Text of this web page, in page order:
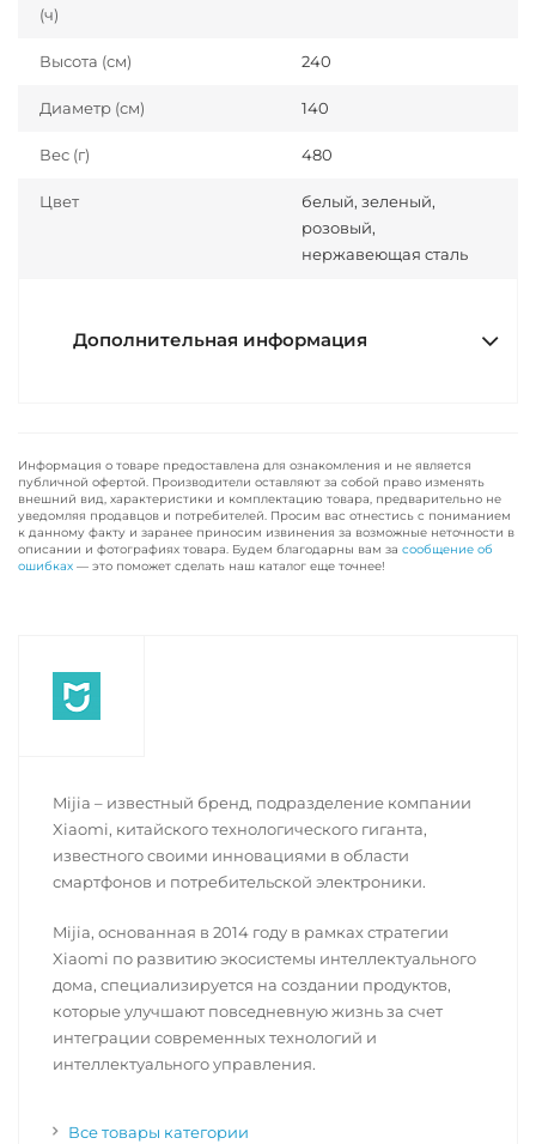
(ч)
Высота (см) 240
Диаметр (см) 140
Вес (г) 480
Цвет
белый, зеленый,
розовый,
нержавеющая сталь
Дополнительная информация
Информация о товаре предоставлена для ознакомления и не является
публичной офертой. Производители оставляют за собой право изменять
внешний вид, характеристики и комплектацию товара, предварительно не
уведомляя продавцов и потребителей. Просим вас отнестись с пониманием
к данному факту и заранее приносим извинения за возможные неточности в
описании и фотографиях товара. Будем благодарны вам за сообщение об
ошибках — это поможет сделать наш каталог еще точнее!
Mijia – известный бренд, подразделение компании
Xiaomi, китайского технологического гиганта,
известного своими инновациями в области
смартфонов и потребительской электроники.
Mijia, основанная в 2014 году в рамках стратегии
Xiaomi по развитию экосистемы интеллектуального
дома, специализируется на создании продуктов,
которые улучшают повседневную жизнь за счет
интеграции современных технологий и
интеллектуального управления.
Все товары категории